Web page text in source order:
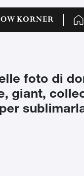
foto di
giant,